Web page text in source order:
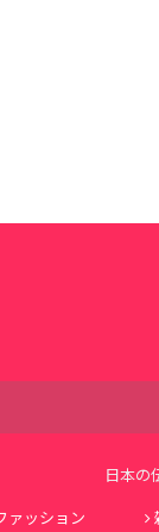
日本の
ァッション